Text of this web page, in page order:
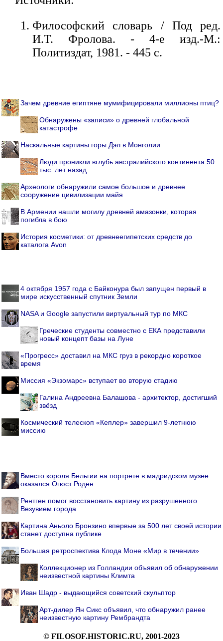
Философский словарь / Под ред.
И.Т. Фролова. - 4-е изд.-М.:
Политиздат, 1981. - 445 с.
Зачем древние египтяне мумифицировали миллионы птиц?
Обнаружены «записи» о древней глобальной
катастрофе
Наскальные картины горы Дэл в Монголии
Люди проникли вглубь австралийского континента 50
тыс. лет назад
Археологи обнаружили самое большое и древнее
сооружение цивилизации майя
В Армении нашли могилу древней амазонки, которая
погибла в бою
История косметики: от древнеегипетских средств до
каталога Avon
4 октября 1957 года с Байконура был запущен первый в
мире искусственный спутник Земли
NASA и Google запустили виртуальный тур по МКС
Греческие студенты совместно с ЕКА представили
новый концепт базы на Луне
«Прогресс» доставил на МКС груз в рекордно короткое
время
Миссия «Экзомарс» вступает во вторую стадию
Галина Андреевна Балашова - архитектор, достигший
звёзд
Космический телескоп «Кеплер» завершил 9-летнюю
миссию
Вместо короля Бельгии на портрете в мадридском музее
оказался Огюст Роден
Рентген помог восстановить картину из разрушенного
Везувием города
Картина Аньоло Бронзино впервые за 500 лет своей истории
станет доступна публике
Большая ретроспектива Клода Моне «Мир в течении»
Коллекционер из Голландии объявил об обнаружении
неизвестной картины Климта
Иван Шадр - выдающийся советский скульптор
Арт-дилер Ян Сикс объявил, что обнаружил ранее
неизвестную картину Рембрандта
© FILOSOF.HISTORIC.RU, 2001-2023